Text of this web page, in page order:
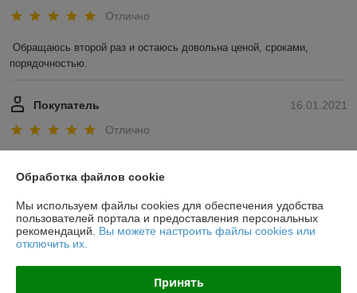
Отлично
Обращаюсь второй раз и остаюсь довольна ценой, сроками,
порядочностью.
16.01.2021
Покупатель
Отлично
О нас
Контакты
Обработка файлов cookie
Мы используем файлы cookies для обеспечения удобства
пользователей портала и предоставления персональных
рекомендаций. Вы можете настроить файлы cookies или
отключить их.
Принять